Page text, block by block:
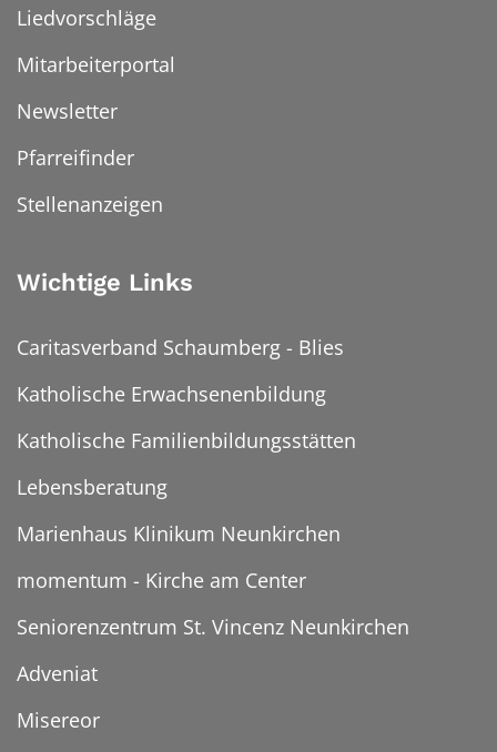
Liedvorschläge
Mitarbeiterportal
Newsletter
Pfarreifinder
Stellenanzeigen
Wichtige Links
Caritasverband Schaumberg - Blies
Katholische Erwachsenenbildung
Katholische Familienbildungsstätten
Lebensberatung
Marienhaus Klinikum Neunkirchen
momentum - Kirche am Center
Seniorenzentrum St. Vincenz Neunkirchen
Adveniat
Misereor